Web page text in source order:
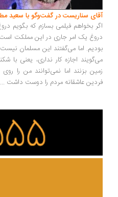
آقای سناریست در گفت‌وگو با سعید
اگر بخواهم فیلمی بسازم که بگویم
دروغ یک امر جاری در این مملکت
بودیم. اما می‌گفتند این مسلمان
می‌گویند اجازه کار نداری، یعنی با
زمین بزنند اما نمی‌توانند من را
فردین عاشقانه مردم را دوست داشت ...